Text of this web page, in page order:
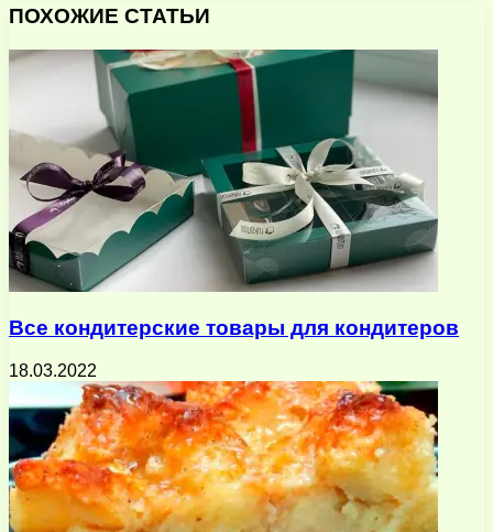
через
почту
ПОХОЖИЕ СТАТЬИ
Все кондитерские товары для кондитеров
18.03.2022